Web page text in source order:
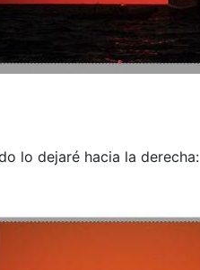
lo dejaré hacia la derecha: